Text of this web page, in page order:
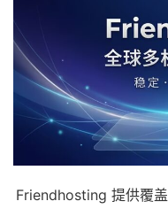
Friendhosting 提供覆